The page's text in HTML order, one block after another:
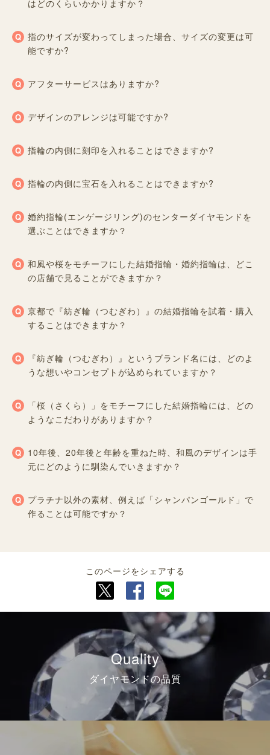
はどのくらいかかりますか？
指のサイズが変わってしまった場合、サイズの変更は可
能ですか?
アフターサービスはありますか?
デザインのアレンジは可能ですか?
指輪の内側に刻印を入れることはできますか?
指輪の内側に宝石を入れることはできますか?
婚約指輪(エンゲージリング)のセンターダイヤモンドを
選ぶことはできますか？
和風や桜をモチーフにした結婚指輪・婚約指輪は、どこ
の店舗で見ることができますか？
京都で『紡ぎ輪（つむぎわ）』の結婚指輪を試着・購入
することはできますか？
『紡ぎ輪（つむぎわ）』というブランド名には、どのよ
うな想いやコンセプトが込められていますか？
「桜（さくら）」をモチーフにした結婚指輪には、どの
ようなこだわりがありますか？
10年後、20年後と年齢を重ねた時、和風のデザインは手
元にどのように馴染んでいきますか？
プラチナ以外の素材、例えば「シャンパンゴールド」で
作ることは可能ですか？
このページをシェアする
Quality
ダイヤモンドの品質